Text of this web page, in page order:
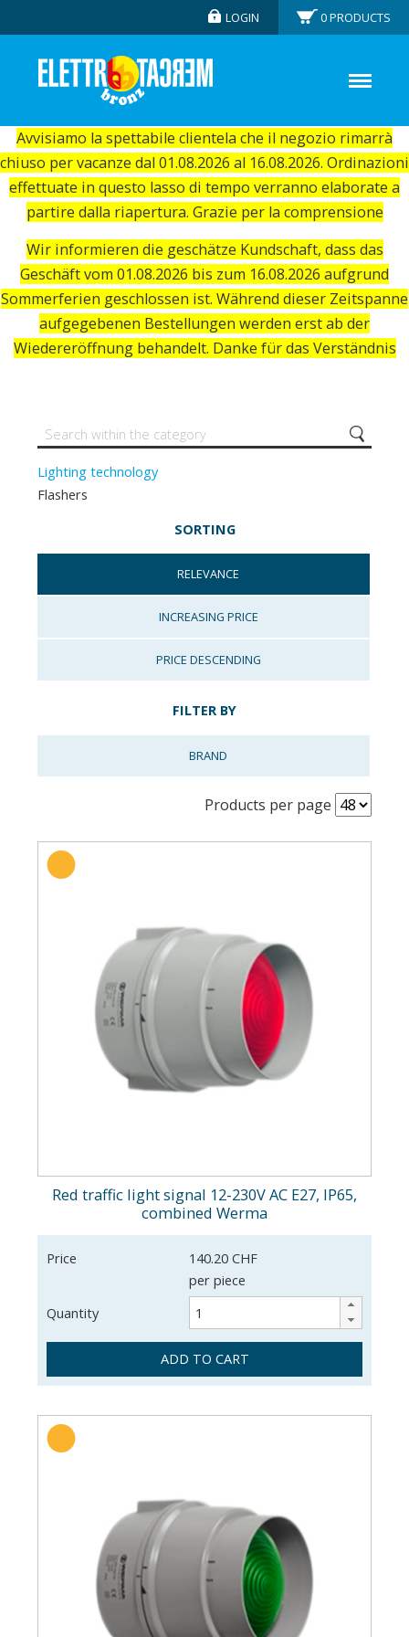
Avvisiamo la spettabile clientela che il negozio rimarrà
chiuso per vacanze dal 01.08.2026 al 16.08.2026. Ordinazioni
effettuate in questo lasso di tempo verranno elaborate a
partire dalla riapertura. Grazie per la comprensione
Wir informieren die geschätze Kundschaft, dass das
Geschäft vom 01.08.2026 bis zum 16.08.2026 aufgrund
Sommerferien geschlossen ist. Während dieser Zeitspanne
aufgegebenen Bestellungen werden erst ab der
Wiedereröffnung behandelt. Danke für das Verständnis
LOGIN 0PRODUCTS
Lighting technology
Flashers
SORTING
RELEVANCE
INCREASING PRICE
PRICE DESCENDING
FILTER BY
BRAND
Products per page
Red traffic light signal 12-230V AC E27, IP65,
combined Werma
Price
140.20 CHF
per piece
Quantity
ADD TO CART